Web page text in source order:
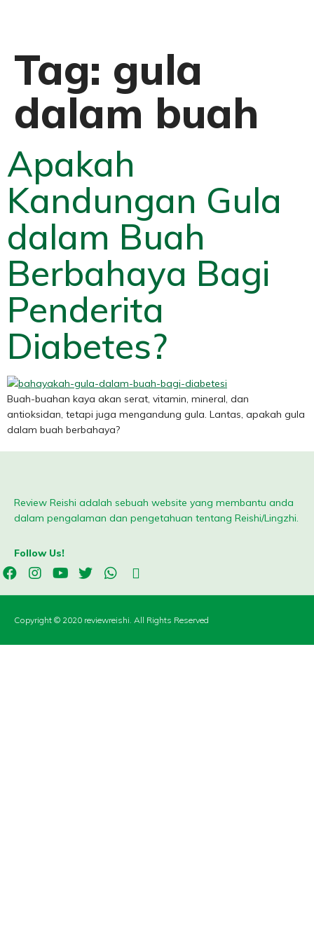
Tag: gula
dalam buah
Apakah
Kandungan Gula
dalam Buah
Berbahaya Bagi
Penderita
Diabetes?
Buah-buahan kaya akan serat, vitamin, mineral, dan
antioksidan, tetapi juga mengandung gula. Lantas, apakah gula
dalam buah berbahaya?
Review Reishi adalah sebuah website yang membantu anda
dalam pengalaman dan pengetahuan tentang Reishi/Lingzhi.
Follow Us!
Copyright © 2020 reviewreishi. All Rights Reserved